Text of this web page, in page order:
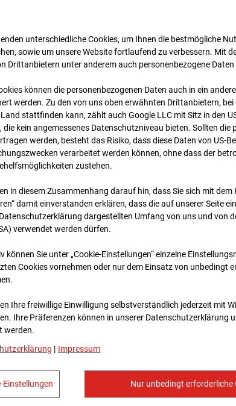
02.04.2025 06:05
unterschiedliche Cookies, um Ihnen die best­mögliche
sowie um unsere Website fortlaufend zu verbessern. Mit
Drittanbietern unter anderem auch personenbezogene
können die personenbezogenen Daten auch in ein
werden. Zu den von uns oben erwähnten Drittanbietern,
stattfinden kann, zählt auch Google LLC mit Sitz in den
die kein angemessenes Datenschutzniveau bieten. Sollten die
werden, besteht das Risiko, dass diese Daten von US-
verarbeitet werden können, ohne dass der
zustehen.
in diesem Zusammenhang darauf hin, dass Sie sich mit dem
damit ein­ver­standen erklären, dass die auf unserer Seite
dargestellten Umfang von uns und von
verwendet werden dürfen.
können Sie unter „Cookie-Einstellungen“ einzelne
Cookies vornehmen oder nur dem Einsatz von unbedingt
Ihre freiwillige Einwilligung selbstverständlich jederzeit mit
Ihre Prä­fe­renzen können in unserer Datenschutzerklärung
werden.
| Impressum
Nur unbedingt erforderliche
Einstellungen